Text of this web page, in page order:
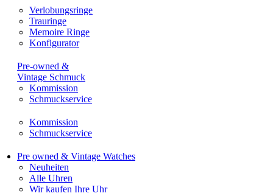
Verlobungsringe
Trauringe
Memoire Ringe
Konfigurator
Pre-owned &
Vintage Schmuck
Kommission
Schmuckservice
Kommission
Schmuckservice
Pre owned & Vintage Watches
Neuheiten
Alle Uhren
Wir kaufen Ihre Uhr